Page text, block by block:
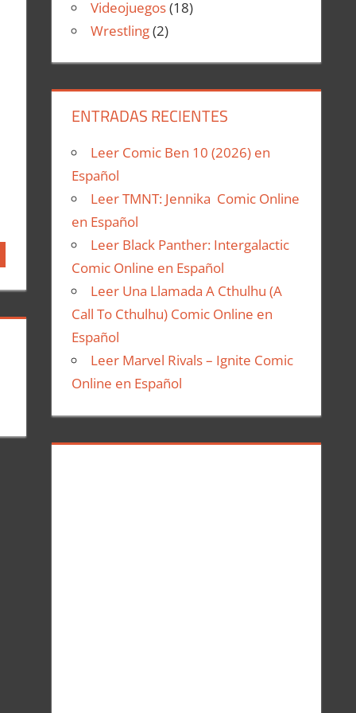
Videojuegos(18)
Wrestling(2)
ENTRADAS RECIENTES
Leer Comic Ben 10 (2026) en
Español
Leer TMNT: Jennika Comic Online
en Español
Leer Black Panther: Intergalactic
Comic Online en Español
Leer Una Llamada A Cthulhu (A
Call To Cthulhu) Comic Online en
Español
Leer Marvel Rivals – Ignite Comic
Online en Español